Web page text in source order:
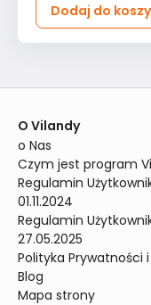
Dodaj do
O Vilandy
o Nas
Czym jest program
Regulamin
01.11.2024
Regulamin
27.05.2025
Polityka Prywatności
Blog
Mapa strony